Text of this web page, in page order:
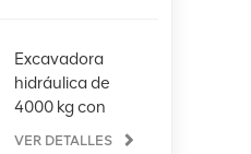
Excavadora
hidráulica de
4000 kg con
motor Kubota
VER DETALLES